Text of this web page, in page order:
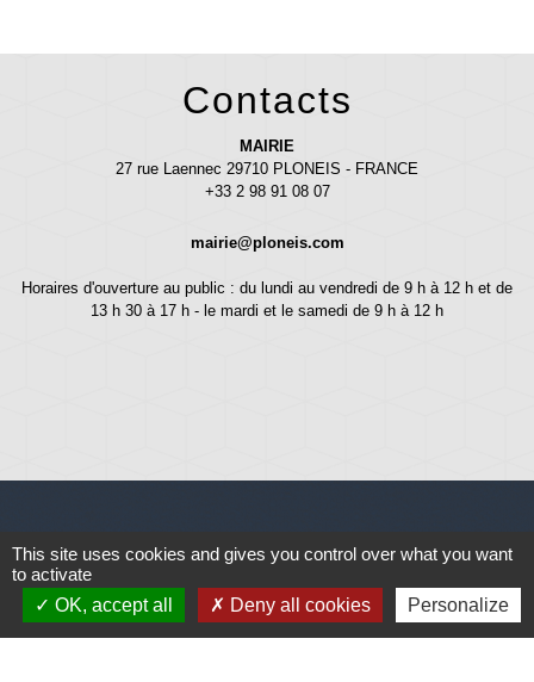
Contacts
MAIRIE
27 rue Laennec 29710 PLONEIS - FRANCE
+33 2 98 91 08 07
mairie@ploneis.com
Horaires d'ouverture au public : du lundi au vendredi de 9 h à 12 h et de
13 h 30 à 17 h - le mardi et le samedi de 9 h à 12 h
Liens
This site uses cookies and gives you control over what you want
to activate
OK, accept all
Deny all cookies Personalize